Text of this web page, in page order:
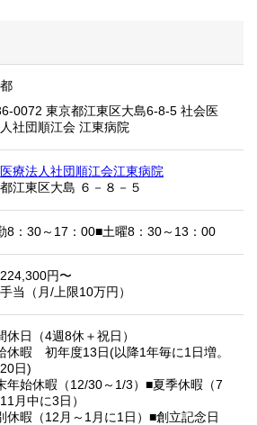
0072 東京都江東区大島6-8-5 社会医
社団順江会 江東病院
療法人社団順江会江東病院
江東区大島 ６－８－５
8：30～17：00■土曜8：30～13：00
円〜
当（月/上限10万円）
休日（4週8休＋祝日）
休暇 初年度13日(以降1年毎に1日増。
日)
年始休暇（12/30～1/3）■夏季休暇（7
月中に3日）
休暇（12月～1月に1日）■創立記念日